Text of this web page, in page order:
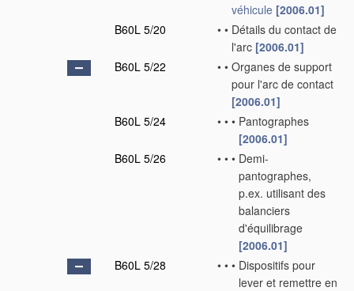
véhicule [2006.01]
B60L 5/20
• • Détails du contact de
l'arc [2006.01]
B60L 5/22
• • Organes de support
pour l'arc de contact
[2006.01]
B60L 5/24
• • • Pantographes
[2006.01]
B60L 5/26
• • • Demi-
pantographes,
p.ex. utilisant des
balanciers
d'équilibrage
[2006.01]
B60L 5/28
• • • Dispositifs pour
lever et remettre en